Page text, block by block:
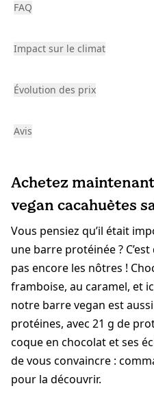
FAQ
Impact sur le climat
Évolution des prix
Avis
Achetez
vegan cacahuètes
Vous pensiez qu’il était
une barre protéinée ?
pas encore les nôtres !
framboise, au caramel, et
notre barre vegan est
protéines, avec 21 g de
coque en chocolat et ses
de vous convaincre :
pour la découvrir.